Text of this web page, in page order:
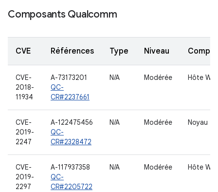
Composants Qualcomm
CVE Références Type Niveau
CVE-
2018-
11934
A-73173201
QC-
CR#2237661
N/A Modérée Hôte
CVE-
2019-
2247
A-122475456
QC-
CR#2328472
N/A Modérée Noyau
CVE-
2019-
2297
A-117937358
QC-
CR#2205722
N/A Modérée Hôte